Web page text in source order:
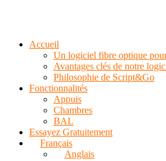
Accueil
Un logiciel fibre optique
Avantages clés de notre
Philosophie de Script&Go
Fonctionnalités
Appuis
Chambres
BAL
Essayez Gratuitement
Français
Anglais